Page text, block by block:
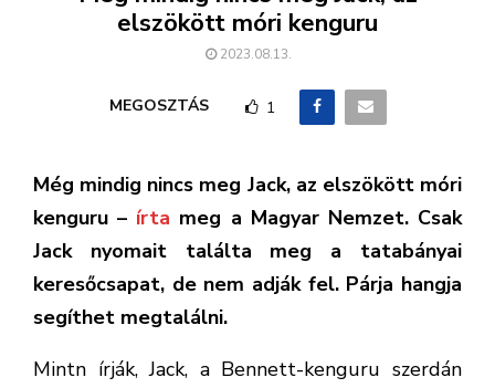
elszökött móri kenguru
2023.08.13.
MEGOSZTÁS 1
Még mindig nincs meg Jack, az elszökött móri
kenguru – írta meg a Magyar Nemzet. Csak
Jack nyomait találta meg a tatabányai
keresőcsapat, de nem adják fel. Párja hangja
segíthet megtalálni.
Mintn írják, Jack, a Bennett-kenguru szerdán